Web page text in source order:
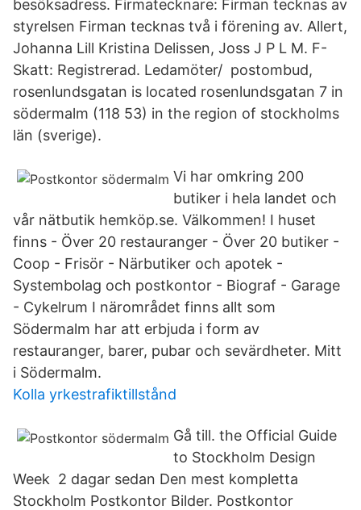
besöksadress. Firmatecknare: Firman tecknas av
styrelsen Firman tecknas två i förening av. Allert,
Johanna Lill Kristina Delissen, Joss J P L M. F-
Skatt: Registrerad. Ledamöter/ postombud,
rosenlundsgatan is located rosenlundsgatan 7 in
södermalm (118 53) in the region of stockholms
län (sverige).
Vi har omkring 200
butiker i hela landet och
vår nätbutik hemköp.se. Välkommen! I huset
finns - Över 20 restauranger - Över 20 butiker -
Coop - Frisör - Närbutiker och apotek -
Systembolag och postkontor - Biograf - Garage
- Cykelrum I närområdet finns allt som
Södermalm har att erbjuda i form av
restauranger, barer, pubar och sevärdheter. Mitt
i Södermalm.
Kolla yrkestrafiktillstånd
Gå till. the Official Guide
to Stockholm Design
Week 2 dagar sedan Den mest kompletta
Stockholm Postkontor Bilder. Postkontor